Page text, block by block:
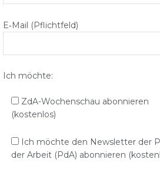
E‑Mail (Pflichtfeld)
Ich möchte:
ZdA-Wochenschau abonnieren
(kostenlos)
Ich möchte den Newsletter der
der Arbeit (PdA) abonnieren